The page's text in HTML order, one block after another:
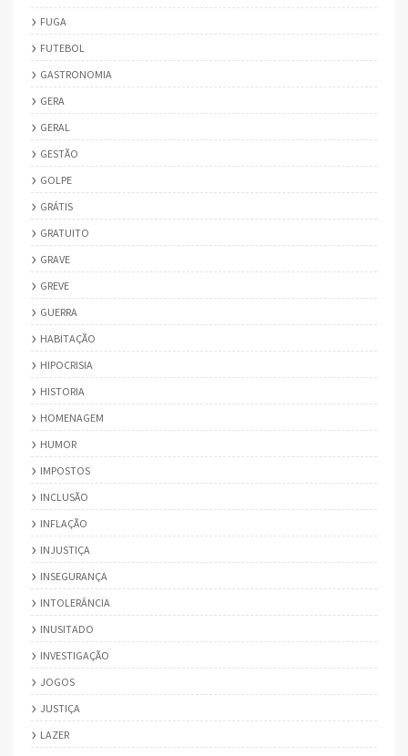
FUGA
FUTEBOL
GASTRONOMIA
GERA
GERAL
GESTÃO
GOLPE
GRÁTIS
GRATUITO
GRAVE
GREVE
GUERRA
HABITAÇÃO
HIPOCRISIA
HISTORIA
HOMENAGEM
HUMOR
IMPOSTOS
INCLUSÃO
INFLAÇÃO
INJUSTIÇA
INSEGURANÇA
INTOLERÂNCIA
INUSITADO
INVESTIGAÇÃO
JOGOS
JUSTIÇA
LAZER